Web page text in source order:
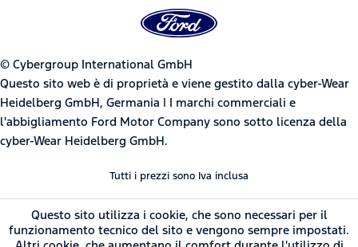
© Cybergroup International GmbH
Questo sito web è di proprietà e viene gestito dalla cyber-Wear
Heidelberg GmbH, Germania | I marchi commerciali e
l'abbigliamento Ford Motor Company sono sotto licenza della
cyber-Wear Heidelberg GmbH.
Tutti i prezzi sono Iva inclusa
Questo sito utilizza i cookie, che sono necessari per il
funzionamento tecnico del sito e vengono sempre impostati.